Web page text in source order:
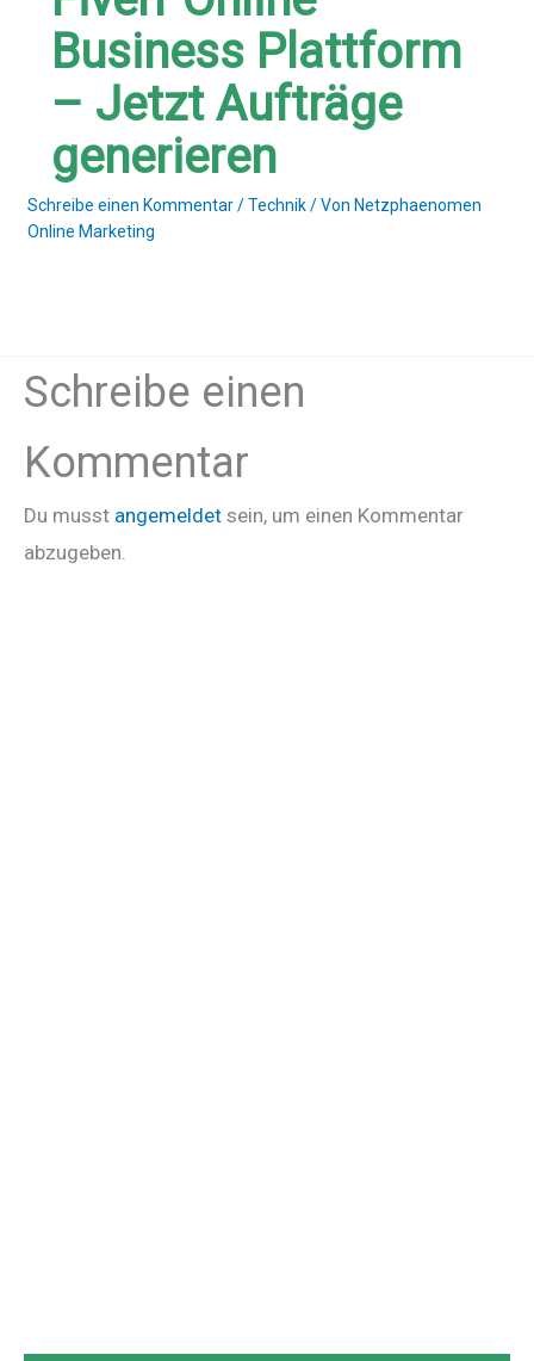
Business Plattform
– Jetzt Aufträge
generieren
Schreibe einen Kommentar /Technik/ Von Netzphaenomen
Online Marketing
Schreibe einen
Kommentar
Du musst angemeldet sein, um einen Kommentar
abzugeben.